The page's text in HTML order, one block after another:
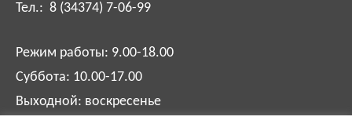
Тел.: 8 (34374) 7-06-99
Режим работы: 9.00-18.00
Суббота: 10.00-17.00
Выходной: воскресенье